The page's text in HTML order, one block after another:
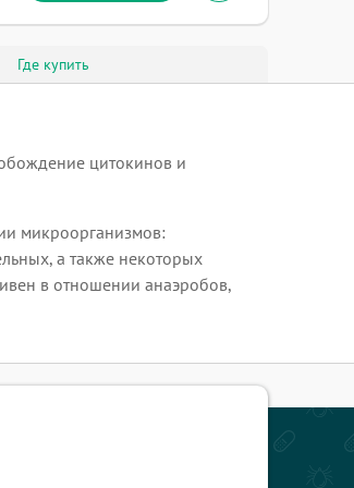
Где купить
цитокинов и
микроорганизмов:
а также некоторых
в отношении анаэробов,